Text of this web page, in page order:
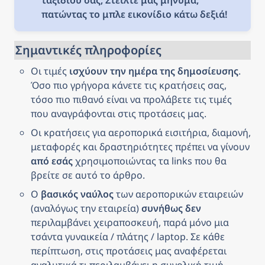
πατώντας το μπλε εικονίδιο κάτω δεξιά!
Σημαντικές πληροφορίες
Οι τιμές ισχύουν την ημέρα της δημοσίευσης.
Όσο πιο γρήγορα κάνετε τις κρατήσεις σας,
τόσο πιο πιθανό είναι να προλάβετε τις τιμές
που αναγράφονται στις προτάσεις μας.
Οι κρατήσεις για αεροπορικά εισιτήρια, διαμονή,
από εσάς χρησιμοποιώντας τα links που θα
βρείτε σε αυτό το άρθρο.
Ο βασικός ναύλος των αεροπορικών εταιρειών
(αναλόγως την εταιρεία) συνήθως δεν
περιλαμβάνει χειραποσκευή, παρά μόνο μια
τσάντα γυναικεία / πλάτης / laptop. Σε κάθε
περίπτωση, στις προτάσεις μας αναφέρεται